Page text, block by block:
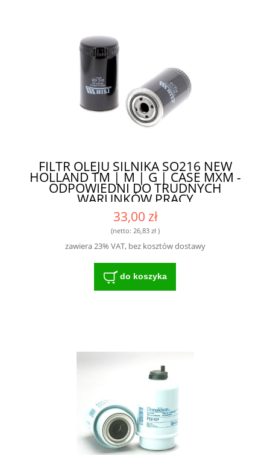
FILTR OLEJU SILNIKA SO216 NEW
HOLLAND TM | M | G | CASE MXM -
ODPOWIEDNI DO TRUDNYCH
WARUNKÓW PRACY
33,00 zł
(netto: 26,83 zł)
zawiera 23% VAT, bez kosztów dostawy
do koszyka